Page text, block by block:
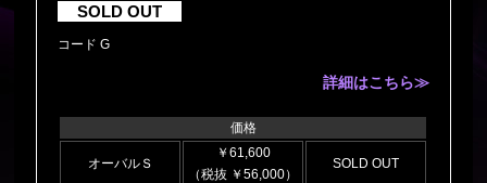
SOLD OUT
コード G
詳細はこちら≫
価格
オーバルＳ
￥61,600
（税抜 ￥56,000）
SOLD OUT